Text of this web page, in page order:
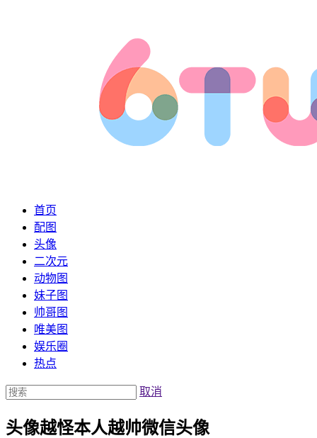
首页
配图
头像
二次元
动物图
妹子图
帅哥图
唯美图
娱乐圈
热点
取消
头像越怪本人越帅微信头像